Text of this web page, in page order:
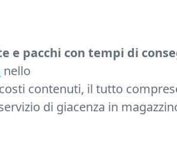
e pacchi con tempi di
nello
contenuti, il tutto
di giacenza in